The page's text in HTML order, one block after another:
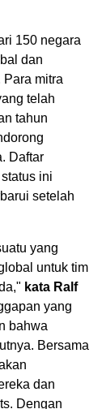
150 negara
dan
mitra
telah
tahun
Daftar
ini
setelah
yang
untuk tim
kata Ralf
yang
bahwa
Bersama
dan
Dengan